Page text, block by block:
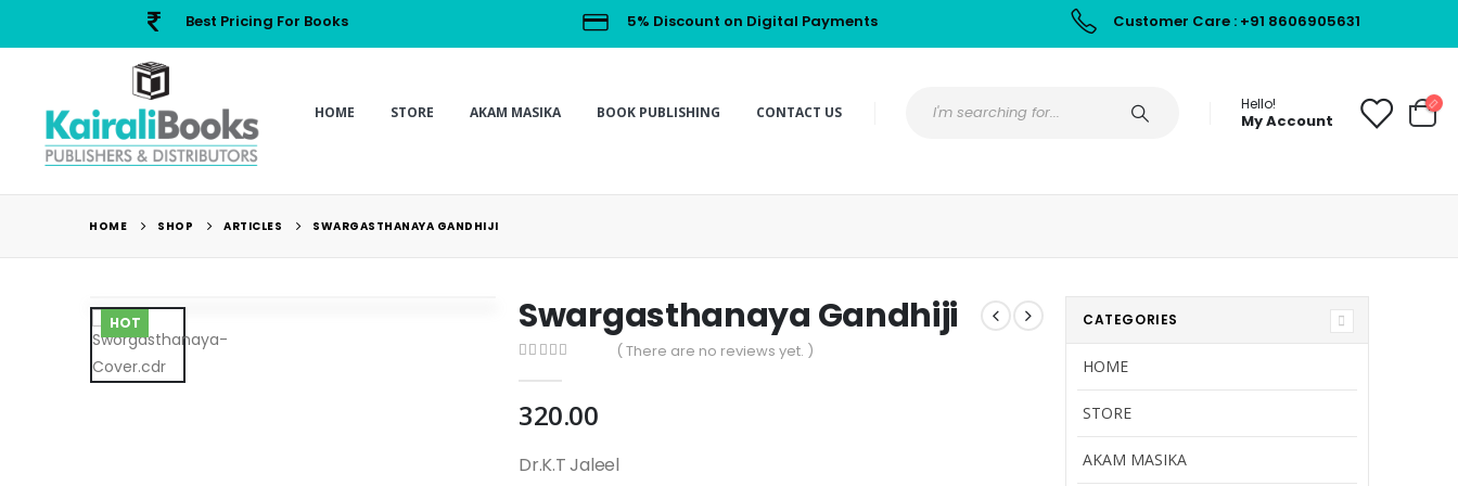
Best Pricing For Books 5% Discount on Digital Payments Customer Care : +91 8606905631
HOME STORE AKAM MASIKA BOOK PUBLISHING CONTACT US Hello!
My Account
HOME SHOP ARTICLES SWARGASTHANAYA GANDHIJI
HOT Swargasthanaya Gandhiji
( There are no reviews yet. )
320.00
Dr.K.T Jaleel
CATEGORIES
HOME
STORE
AKAM MASIKA